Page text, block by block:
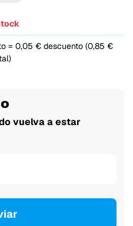
= 0,05 € descuento (0,85 €
vuelva a estar